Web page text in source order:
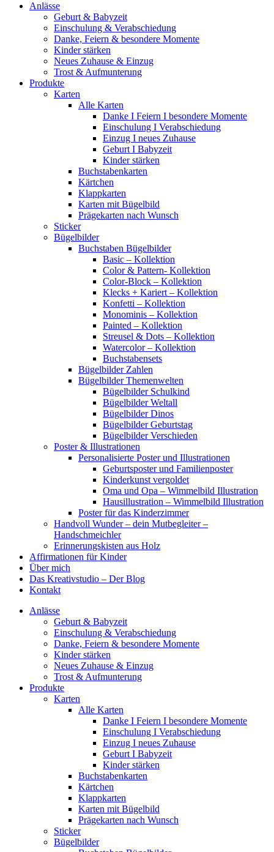
Anlässe
Geburt & Babyzeit
Einschulung & Verabschiedung
Danke, Feiern & besondere Momente
Kinder stärken
Neues Zuhause & Einzug
Trost & Aufmunterung
Produkte
Karten
Alle Karten
Danke I Feiern I besondere Momente
Einschulung I Verabschiedung
Einzug I neues Zuhause
Geburt I Babyzeit
Kinder stärken
Buchstabenkarten
Kärtchen
Klappkarten
Karten mit Bügelbild
Prägekarten nach Wunsch
Sticker
Bügelbilder
Buchstaben Bügelbilder
Basic – Kollektion
Color & Pattern- Kollektion
Color-Block – Kollektion
Klecks + Kariert – Kollektion
Konfetti – Kollektion
Monominis – Kollektion
Painted – Kollektion
Streusel & Dots – Kollektion
Watercolor – Kollektion
Buchstabensets
Bügelbilder Zahlen
Bügelbilder Themenwelten
Bügelbilder Schulkind
Bügelbilder Weltall
Bügelbilder Dinos
Bügelbilder Geburtstag
Bügelbilder Verschieden
Poster & Illustrationen
Personalisierte Poster und Illustrationen
Geburtsposter und Familienposter
Kinderkunst vergoldet
Oma und Opa – Wimmelbild Illustration
Hausillustration – Wimmelbild Illustration
Poster für das Kinderzimmer
Handvoll Wunder – dein Mutbegleiter –
Handschmeichler
Erinnerungskisten aus Holz
Affirmationen für Kinder
Über mich
Das Kreativstudio – Der Blog
Kontakt
Anlässe
Geburt & Babyzeit
Einschulung & Verabschiedung
Danke, Feiern & besondere Momente
Kinder stärken
Neues Zuhause & Einzug
Trost & Aufmunterung
Produkte
Karten
Alle Karten
Danke I Feiern I besondere Momente
Einschulung I Verabschiedung
Einzug I neues Zuhause
Geburt I Babyzeit
Kinder stärken
Buchstabenkarten
Kärtchen
Klappkarten
Karten mit Bügelbild
Prägekarten nach Wunsch
Sticker
Bügelbilder